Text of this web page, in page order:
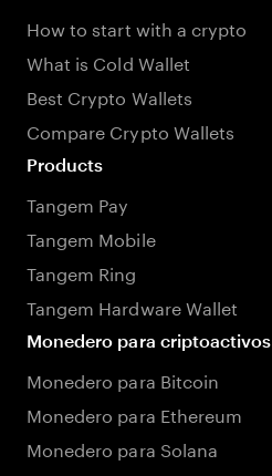
How to start with a crypto
What is Cold Wallet
Best Crypto Wallets
Compare Crypto Wallets
Products
Tangem Pay
Tangem Mobile
Tangem Ring
Tangem Hardware Wallet
Monedero para criptoactivos
Monedero para Bitcoin
Monedero para Ethereum
Monedero para Solana